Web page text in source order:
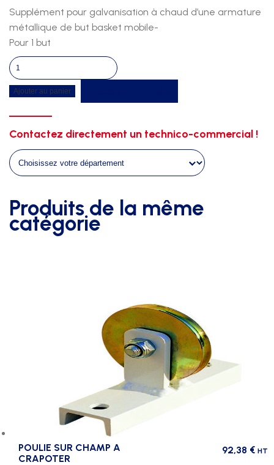
Supplément pour galvanisation à chaud d’une armature
métallique de but basket mobile-
Pour 1 but
quantité
de
Galvanisation
de
basket
mobile
et
mini
Ajouter au panier
Contactez directement un technico-commercial !
Produits de la même
catégorie
POULIE SUR CHAMP A
CRAPOTER
92,38 € HT